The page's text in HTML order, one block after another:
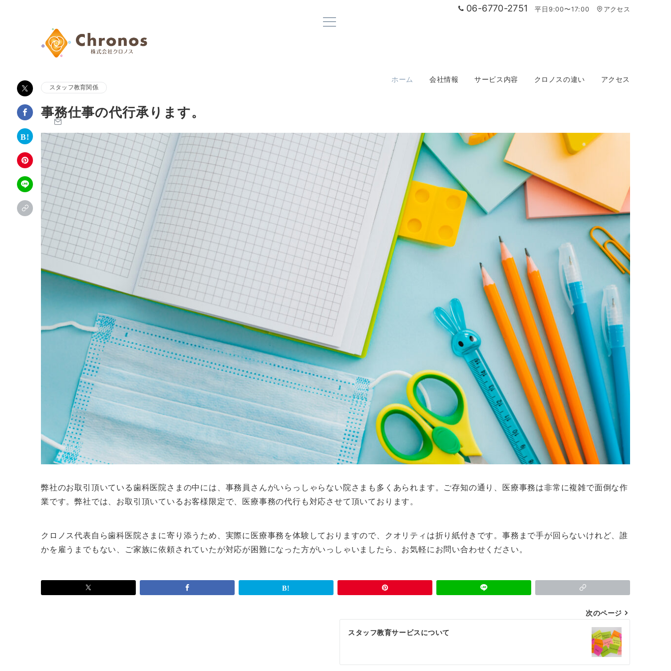
06-6770-2751 平日9:00〜17:00 アクセス
ホーム 会社情報 サービス内容 クロノスの違い アクセス
スタッフ教育関係
事務仕事の代行承ります。
弊社のお取引頂いている歯科医院さまの中には、事務員さんがいらっしゃらない院さまも多くあられます。ご存知の通り、医療事務は非常に複雑で面倒な作
業です。弊社では、お取引頂いているお客様限定で、医療事務の代行も対応させて頂いております。
クロノス代表自ら歯科医院さまに寄り添うため、実際に医療事務を体験しておりますので、クオリティは折り紙付きです。事務まで手が回らないけれど、誰
かを雇うまでもない、ご家族に依頼されていたが対応が困難になった方がいっしゃいましたら、お気軽にお問い合わせください。
次のページ
スタッフ教育サービスについて